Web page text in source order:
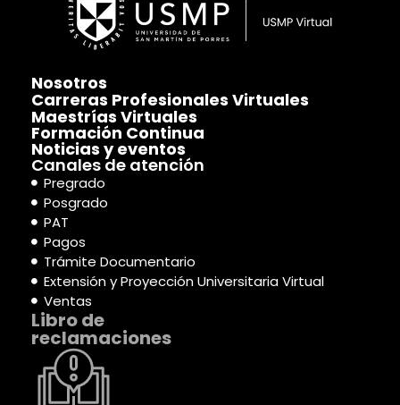
Nosotros
Carreras Profesionales Virtuales
Maestrías Virtuales
Formación Continua
Noticias y eventos
Canales de atención
Pregrado
Posgrado
PAT
Pagos
Trámite Documentario
Extensión y Proyección Universitaria Virtual
Ventas
Libro de
reclamaciones